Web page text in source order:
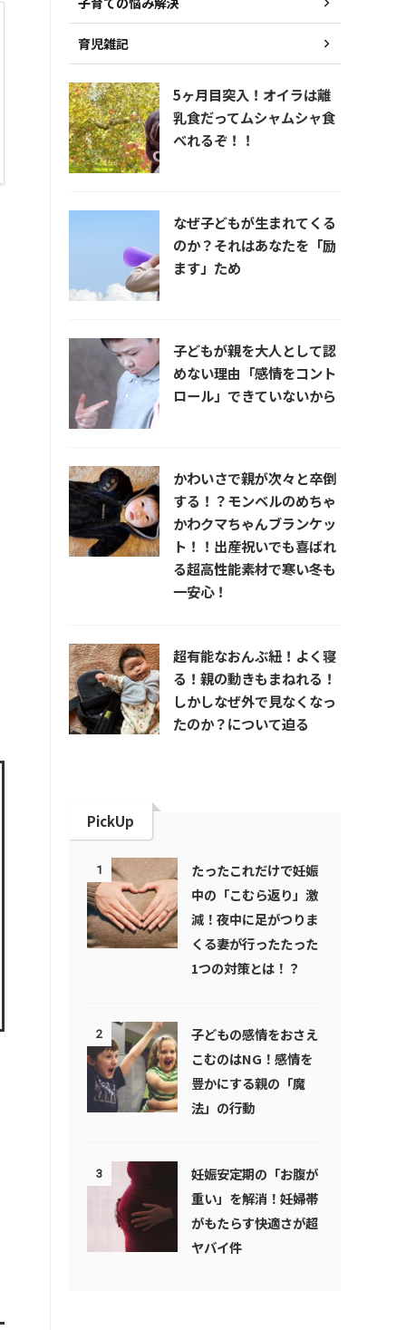
育児雑記
5ヶ月目突入！オイラは離
乳食だってムシャムシャ食
べれるぞ！！
なぜ子どもが生まれてくる
のか？それはあなたを「励
ます」ため
子どもが親を大人として認
めない理由「感情をコント
ロール」できていないから
かわいさで親が次々と卒倒
する！？モンベルのめちゃ
かわクマちゃんブランケッ
ト！！出産祝いでも喜ばれ
る超高性能素材で寒い冬も
一安心！
超有能なおんぶ紐！よく寝
る！親の動きもまねれる！
しかしなぜ外で見なくなっ
たのか？について迫る
PickUp
1
たったこれだけで妊娠
中の「こむら返り」激
減！夜中に足がつりま
くる妻が行ったたった
1つの対策とは！？
2
子どもの感情をおさえ
こむのはNG！感情を
豊かにする親の「魔
法」の行動
3
妊娠安定期の「お腹が
重い」を解消！妊婦帯
がもたらす快適さが超
ヤバイ件